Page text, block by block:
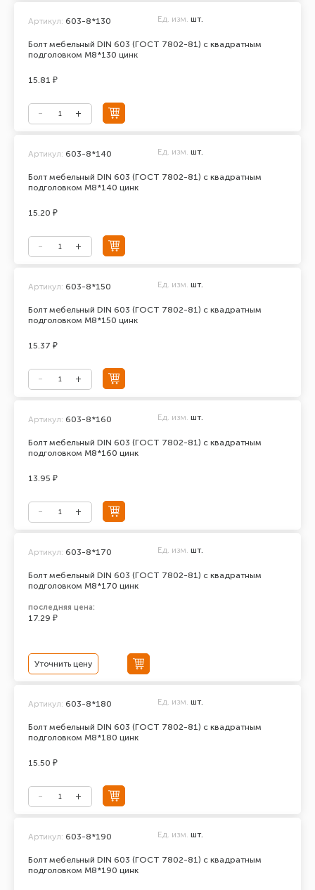
Болт мебельный DIN 603 (ГОСТ 7802-81) с квадратным
подголовком М8*130 цинк
Артикул: 603-8*130 Ед. изм. шт.
15.81 ₽
Болт мебельный DIN 603 (ГОСТ 7802-81) с квадратным
подголовком М8*140 цинк
Артикул: 603-8*140 Ед. изм. шт.
15.20 ₽
Болт мебельный DIN 603 (ГОСТ 7802-81) с квадратным
подголовком М8*150 цинк
Артикул: 603-8*150 Ед. изм. шт.
15.37 ₽
Болт мебельный DIN 603 (ГОСТ 7802-81) с квадратным
подголовком М8*160 цинк
Артикул: 603-8*160 Ед. изм. шт.
13.95 ₽
Болт мебельный DIN 603 (ГОСТ 7802-81) с квадратным
подголовком М8*170 цинк
Артикул: 603-8*170 Ед. изм. шт.
последняя цена:
17.29 ₽
Уточнить цену
Болт мебельный DIN 603 (ГОСТ 7802-81) с квадратным
подголовком М8*180 цинк
Артикул: 603-8*180 Ед. изм. шт.
15.50 ₽
Болт мебельный DIN 603 (ГОСТ 7802-81) с квадратным
подголовком М8*190 цинк
Артикул: 603-8*190 Ед. изм. шт.